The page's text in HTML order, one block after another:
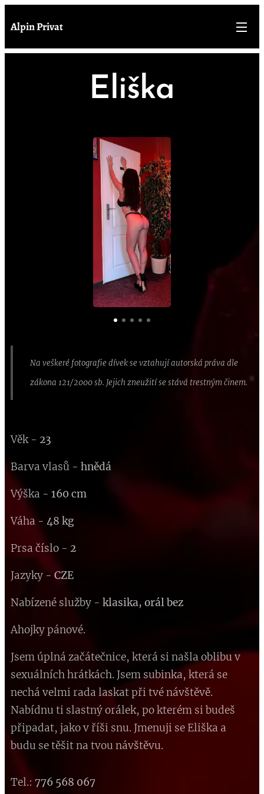
Alpin Privat
Eliška
Na veškeré fotografie dívek se vztahují autorská práva dle
zákona 121/2000 sb. Jejich zneužití se stává trestným činem.
Věk - 23
Barva vlasů - hnědá
Výška - 160 cm
Váha - 48 kg
Prsa číslo - 2
Jazyky - CZE
Nabízené služby - klasika, orál bez
Ahojky pánové.
Jsem úplná začátečnice, která si našla oblibu v
sexuálních hrátkách. Jsem subinka, která se
nechá velmi rada laskat při tvé návštěvě.
Nabídnu ti slastný orálek, po kterém si budeš
připadat, jako v říši snu. Jmenuji se Eliška a
budu se těšit na tvou návštěvu.
Tel.: 776 568 067